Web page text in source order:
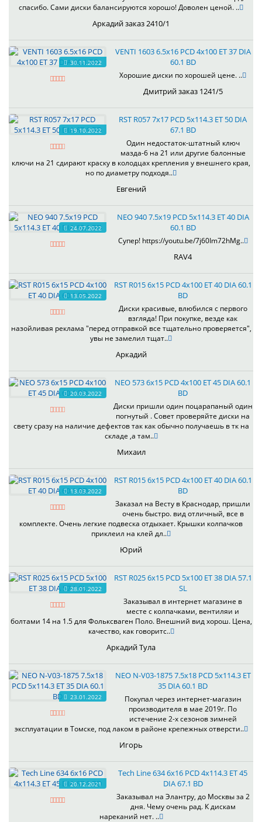
спасибо. Сами диски балансируются хорошо! Доволен ценой. ..
Аркадий заказ 2410/1
30.11.2022
VENTI 1603 6.5x16 PCD 4x100 ET 37 DIA
60.1 BD
Хорошие диски по хорошей цене. ..
Дмитрий заказ 1241/5
19.10.2022
RST R057 7x17 PCD 5x114.3 ET 50 DIA
67.1 BD
Один недостаток-штатный ключ
мазда-6 на 21 или другие балонные
ключи на 21 сдирают краску в колодцах крепления у внешнего края,
но по диаметру подходя..
Евгений
24.07.2022
NEO 940 7.5x19 PCD 5x114.3 ET 40 DIA
60.1 BD
Супер! https://youtu.be/7j60Im72hMg..
RAV4
13.05.2022
RST R015 6x15 PCD 4x100 ET 40 DIA 60.1
BD
Диски красивые, влюбился с первого
взгляда! При покупке, везде как
назойливая реклама "перед отправкой все тщательно проверяется",
увы не замелил тщат..
Аркадий
20.03.2022
NEO 573 6x15 PCD 4x100 ET 45 DIA 60.1
BD
Диски пришли один поцарапаный один
погнутый . Совет проверяйте диски на
свету сразу на наличие дефектов так как обычно получаешь в тк на
складе ,а там..
Михаил
13.03.2022
RST R015 6x15 PCD 4x100 ET 40 DIA 60.1
BD
Заказал на Весту в Краснодар, пришли
очень быстро. вид отличный, все в
комплекте. Очень легкие подвеска отдыхает. Крышки колпачков
приклеил на клей дл..
Юрий
28.01.2022
RST R025 6x15 PCD 5x100 ET 38 DIA 57.1
SL
Заказывал в интернет магазине в
месте с колпачками, вентиляи и
болтами 14 на 1.5 для Фольксваген Поло. Внешний вид хорош. Цена,
качество, как говоритс..
Аркадий Тула
23.01.2022
NEO N-V03-1875 7.5x18 PCD 5x114.3 ET
35 DIA 60.1 BD
Покупал через интернет-магазин
производителя в мае 2019г. По
истечение 2-х сезонов зимней
эксплуатации в Томске, под лаком в районе крепежных отверсти..
Игорь
20.12.2021
Tech Line 634 6x16 PCD 4x114.3 ET 45
DIA 67.1 BD
Заказывал на Элантру, до Москвы за 2
дня. Чему очень рад. К дискам
нареканий нет. ..